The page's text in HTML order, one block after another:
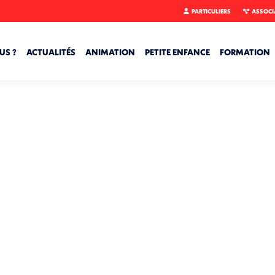
PARTICULIERS
? ACTUALITÉS ANIMATION PETITE ENFANCE FORMATION